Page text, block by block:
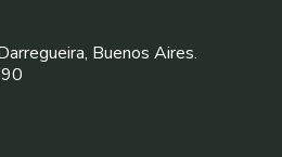
Buenos Aires.